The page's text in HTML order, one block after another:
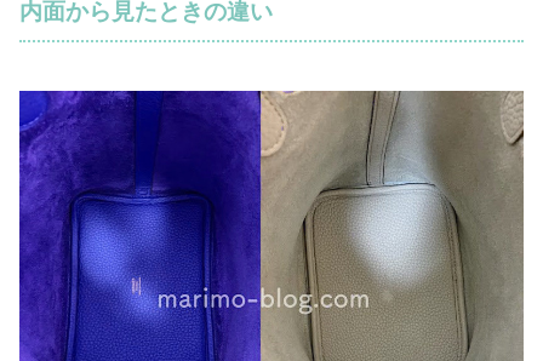
内面から見たときの違い